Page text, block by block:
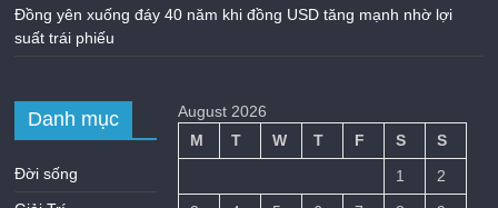
Đồng yên xuống đáy 40 năm khi đồng USD tăng mạnh nhờ lợi
suất trái phiếu
Danh mục
Đời sống
August 2026
M
T W T F S
S
1
2